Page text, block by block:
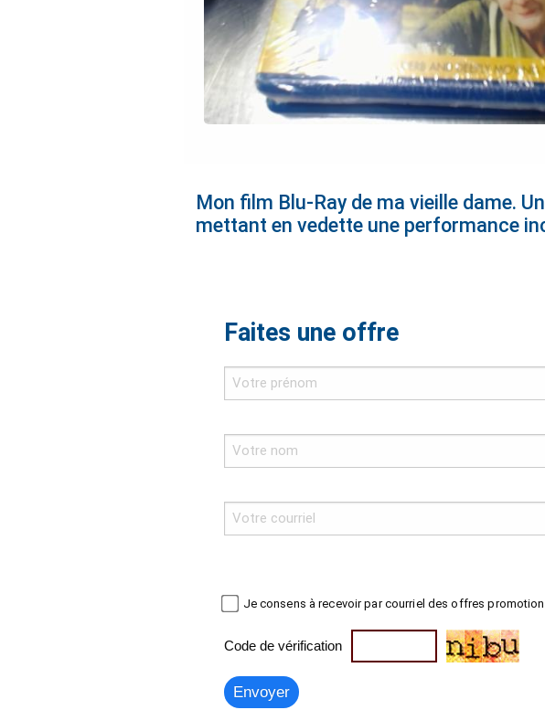
Mon film Blu-Ray de ma vieille dame.
mettant en vedette une performance
Faites une offre
Je consens à recevoir par courriel des offres
Code de vérification